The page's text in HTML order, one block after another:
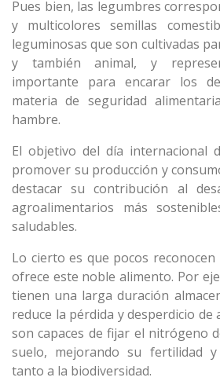
Pues bien, las legumbres
y multicolores semillas
leguminosas que son cultivadas
y también animal, y
importante para encarar los
materia de seguridad
hambre.
El objetivo del día internacional
promover su producción y
destacar su contribución al
agroalimentarios más
saludables.
Lo cierto es que pocos
ofrece este noble alimento. Por
tienen una larga duración
reduce la pérdida y desperdicio de
son capaces de fijar el nitrógeno
suelo, mejorando su fertilidad
tanto a la biodiversidad.